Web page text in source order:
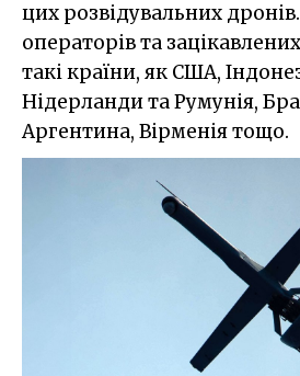
цих розвідувальних
операторів та
такі країни, як США,
Нідерланди та Румунія,
Аргентина, Вірменія тощо.